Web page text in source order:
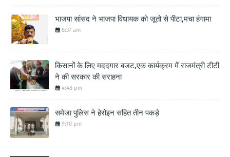
भाजपा सांसद ने भाजपा विधायक को जूतो से पीटा,मचा हंगामा
8:37 am
किसानों के लिए मददगार बजट,एक कार्यक्रम में राजमंत्री टीटी
ने की सरकार की सराहना
4:48 pm
समेजा पुलिस ने हेरोइन सहित तीन पकड़े
9:10 pm